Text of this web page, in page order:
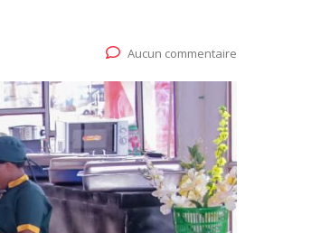
Aucun commentaire